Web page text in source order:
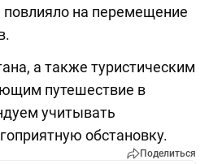
повлияло на перемещение
а также туристическим
путешествие в
учитывать
обстановку.
Поделиться